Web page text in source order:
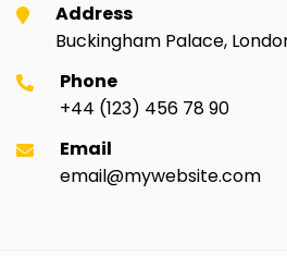
Address
Buckingham Palace,
Phone
+44 (123) 456 78 90
Email
email@mywebsite.com